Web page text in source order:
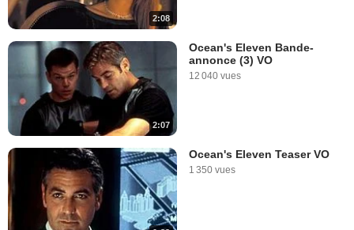
2:08
2:07
Ocean's Eleven Bande-
annonce (3) VO
12 040 vues
Ocean's Eleven Teaser VO
1 350 vues